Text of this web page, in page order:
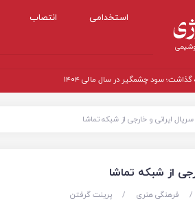
استخدامی انتصاب
سود چشمگیر در سال مالی ۱۴۰۴
/ فرهنگی هنری / پرینت گرفتن